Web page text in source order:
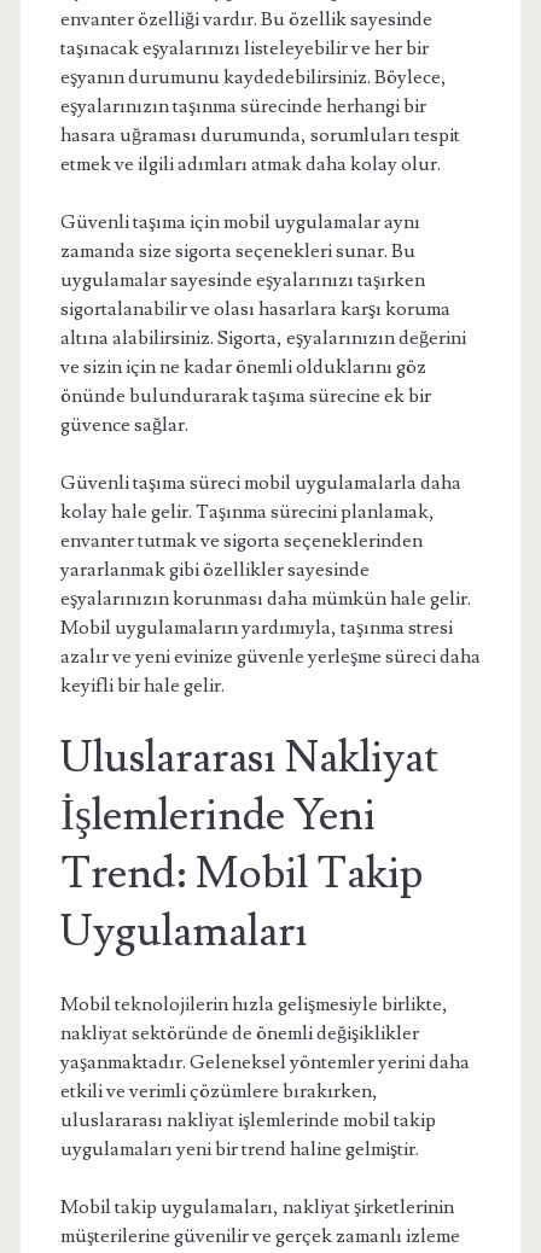
envanter özelliği vardır. Bu özellik sayesinde
taşınacak eşyalarınızı listeleyebilir ve her bir
eşyanın durumunu kaydedebilirsiniz. Böylece,
eşyalarınızın taşınma sürecinde herhangi bir
hasara uğraması durumunda, sorumluları tespit
etmek ve ilgili adımları atmak daha kolay olur.
Güvenli taşıma için mobil uygulamalar aynı
zamanda size sigorta seçenekleri sunar. Bu
uygulamalar sayesinde eşyalarınızı taşırken
sigortalanabilir ve olası hasarlara karşı koruma
altına alabilirsiniz. Sigorta, eşyalarınızın değerini
ve sizin için ne kadar önemli olduklarını göz
önünde bulundurarak taşıma sürecine ek bir
güvence sağlar.
Güvenli taşıma süreci mobil uygulamalarla daha
kolay hale gelir. Taşınma sürecini planlamak,
envanter tutmak ve sigorta seçeneklerinden
yararlanmak gibi özellikler sayesinde
eşyalarınızın korunması daha mümkün hale gelir.
Mobil uygulamaların yardımıyla, taşınma stresi
azalır ve yeni evinize güvenle yerleşme süreci daha
keyifli bir hale gelir.
Uluslararası Nakliyat
İşlemlerinde Yeni
Trend: Mobil Takip
Uygulamaları
Mobil teknolojilerin hızla gelişmesiyle birlikte,
nakliyat sektöründe de önemli değişiklikler
yaşanmaktadır. Geleneksel yöntemler yerini daha
etkili ve verimli çözümlere bırakırken,
uluslararası nakliyat işlemlerinde mobil takip
uygulamaları yeni bir trend haline gelmiştir.
Mobil takip uygulamaları, nakliyat şirketlerinin
müşterilerine güvenilir ve gerçek zamanlı izleme